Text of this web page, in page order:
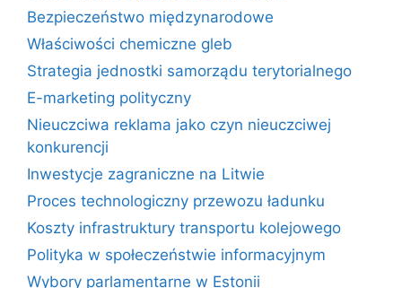
Bezpieczeństwo międzynarodowe
Właściwości chemiczne gleb
Strategia jednostki samorządu terytorialnego
E-marketing polityczny
Nieuczciwa reklama jako czyn nieuczciwej
konkurencji
Inwestycje zagraniczne na Litwie
Proces technologiczny przewozu ładunku
Koszty infrastruktury transportu kolejowego
Polityka w społeczeństwie informacyjnym
Wybory parlamentarne w Estonii